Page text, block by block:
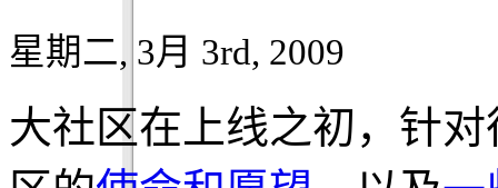
星期二, 3月 3rd, 2009
大社区在上线之初，针